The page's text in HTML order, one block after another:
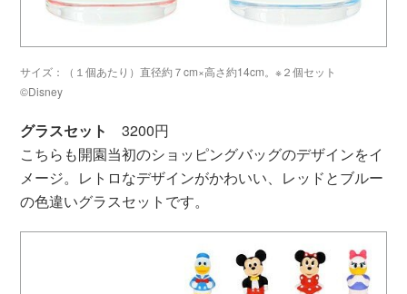
サイズ：（１個あたり）直径約７cm×高さ約14cm。※２個セット
©Disney
グラスセット
3200円
こちらも開園当初のショッピングバッグのデザインをイ
メージ。レトロなデザインがかわいい、レッドとブルー
の色違いグラスセットです。